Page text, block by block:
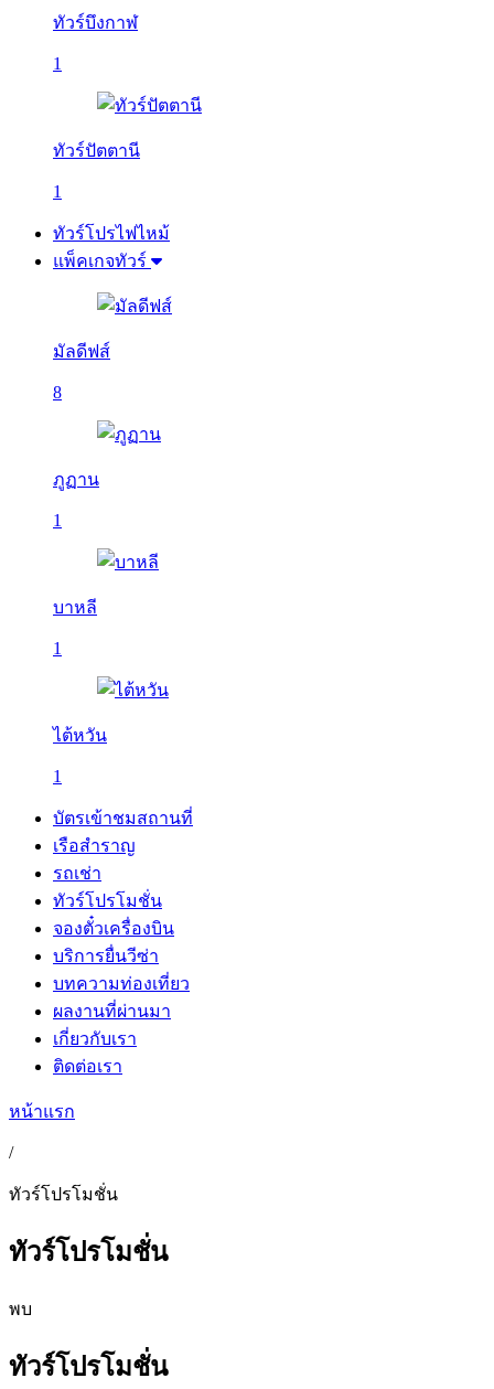
ทัวร์บึงกาฬ
1
ทัวร์ปัตตานี
1
ทัวร์โปรไฟไหม้
แพ็คเกจทัวร์
มัลดีฟส์
8
ภูฏาน
1
บาหลี
1
ไต้หวัน
1
บัตรเข้าชมสถานที่
เรือสำราญ
รถเช่า
ทัวร์โปรโมชั่น
จองตั๋วเครื่องบิน
บริการยื่นวีซ่า
บทความท่องเที่ยว
ผลงานที่ผ่านมา
เกี่ยวกับเรา
ติดต่อเรา
หน้าแรก
/
ทัวร์โปรโมชั่น
ทัวร์โปรโมชั่น
พบ
ทัวร์โปรโมชั่น